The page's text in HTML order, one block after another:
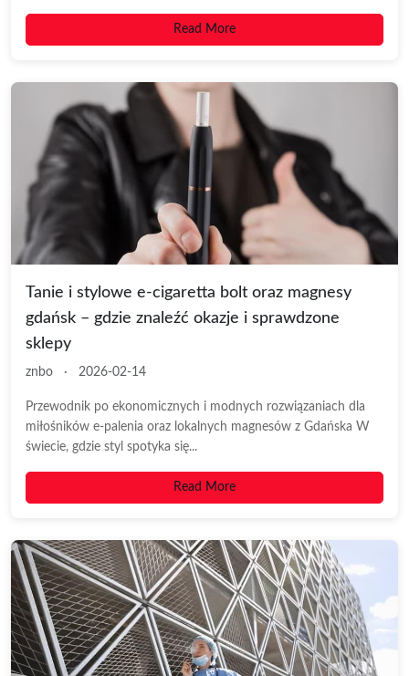
Read More
Tanie i stylowe e-cigaretta bolt oraz magnesy
gdańsk – gdzie znaleźć okazje i sprawdzone
sklepy
znbo · 2026-02-14
Przewodnik po ekonomicznych i modnych rozwiązaniach dla
miłośników e-palenia oraz lokalnych magnesów z Gdańska W
świecie, gdzie styl spotyka się...
Read More